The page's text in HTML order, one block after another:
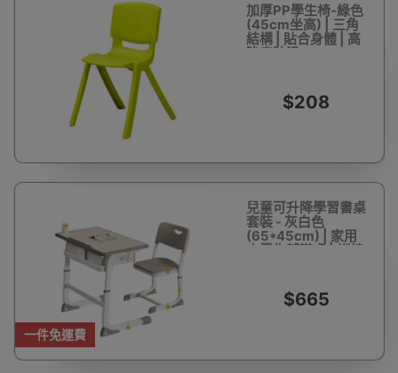
加厚PP學生椅-綠色
(45cm坐高) | 三角
結構 | 貼合身體 | 高
強度防滑
$208
一件免運費
兒童可升降學習書桌
套裝 - 灰白色
(65*45cm) | 家用
小學生輔導桌 | 訓練
$665